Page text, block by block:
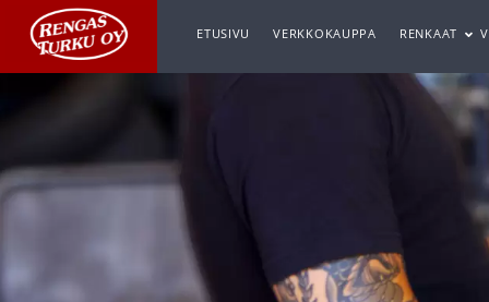
ETUSIVU VERKKOKAUPPA RENKAAT